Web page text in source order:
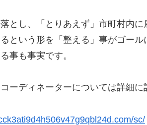
とし、「とりあえず」市町村内
という形を「整える」事がゴー
事も事実です。
ーディネーターについては詳細に
sc/